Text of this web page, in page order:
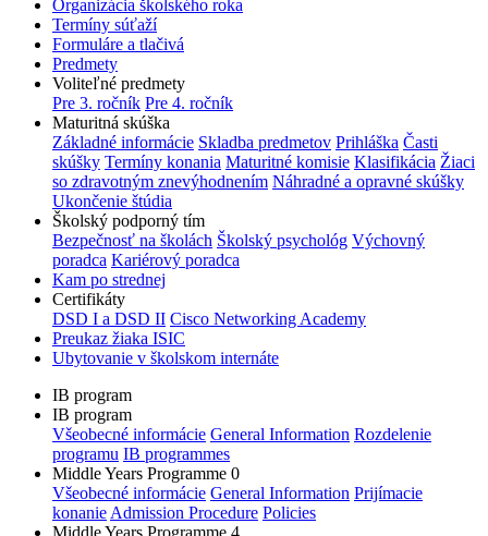
Organizácia školského roka
Termíny súťaží
Formuláre a tlačivá
Predmety
Voliteľné predmety
Pre 3. ročník Pre 4. ročník
Maturitná skúška
Základné informácie Skladba predmetov Prihláška Časti
skúšky Termíny konania Maturitné komisie Klasifikácia Žiaci
so zdravotným znevýhodnením Náhradné a opravné skúšky
Ukončenie štúdia
Školský podporný tím
Bezpečnosť na školách Školský psychológ Výchovný
poradca Kariérový poradca
Kam po strednej
Certifikáty
DSD I a DSD II Cisco Networking Academy
Preukaz žiaka ISIC
Ubytovanie v školskom internáte
IB program
IB program
Všeobecné informácie General Information Rozdelenie
programu IB programmes
Middle Years Programme 0
Všeobecné informácie General Information Prijímacie
konanie Admission Procedure Policies
Middle Years Programme 4